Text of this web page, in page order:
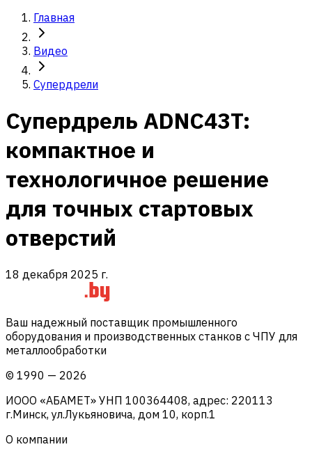
Главная
Видео
Cупердрели
Супердрель ADNC43T:
компактное и
технологичное решение
для точных стартовых
отверстий
18 декабря 2025 г.
Ваш надежный поставщик промышленного
оборудования и производственных станков с ЧПУ для
металлообработки
© 1990 — 2026
ИООО «АБАМЕТ» УНП 100364408, адрес: 220113
г.Минск, ул.Лукьяновича, дом 10, корп.1
О компании